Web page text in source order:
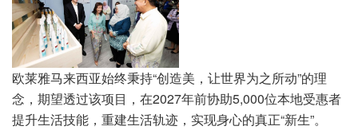
欧莱雅马来西亚始终秉持“创造美，让世界为之所动”的理
念，期望透过该项目，在2027年前协助5,000位本地受惠者
提升生活技能，重建生活轨迹，实现身心的真正“新生”。